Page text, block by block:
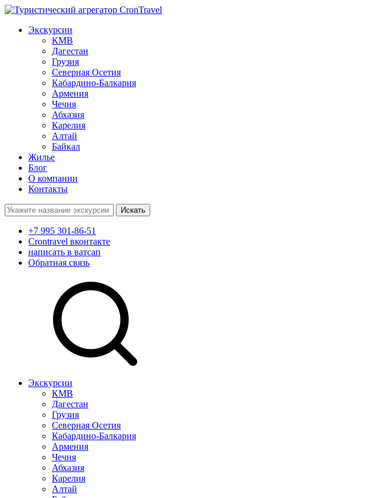
Экскурсии
КМВ
Дагестан
Грузия
Северная Осетия
Кабардино-Балкария
Армения
Чечня
Абхазия
Карелия
Алтай
Байкал
Жилье
Блог
О компании
Контакты
Поиск:
+7 995 301-86-51
Crontravel вконтакте
написать в ватсап
Обратная связь
Экскурсии
КМВ
Дагестан
Грузия
Северная Осетия
Кабардино-Балкария
Армения
Чечня
Абхазия
Карелия
Алтай